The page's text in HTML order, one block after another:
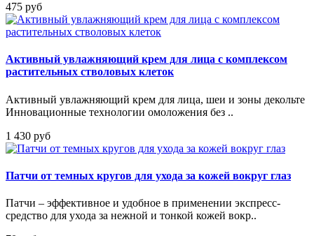
475 руб
Активный увлажняющий крем для лица с комплексом
растительных стволовых клеток
Активный увлажняющий крем для лица, шеи и зоны декольте
Инновационные технологии омоложения без ..
1 430 руб
Патчи от темных кругов для ухода за кожей вокруг глаз
Патчи – эффективное и удобное в применении экспресс-
средство для ухода за нежной и тонкой кожей вокр..